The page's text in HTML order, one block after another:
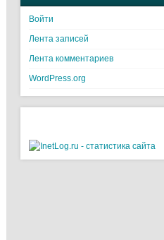
Войти
Лента записей
Лента комментариев
WordPress.org